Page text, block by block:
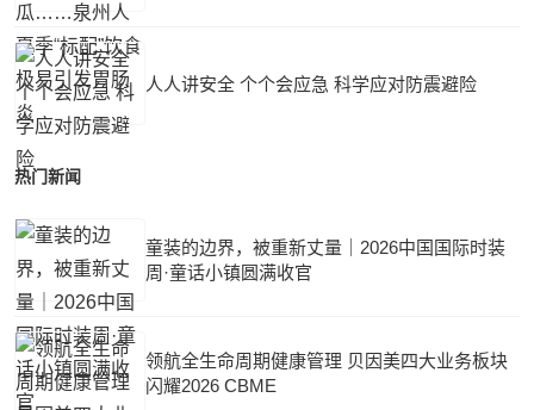
人人讲安全 个个会应急 科学应对防震避险
热门新闻
童装的边界，被重新丈量｜2026中国国际时装
周·童话小镇圆满收官
领航全生命周期健康管理 贝因美四大业务板块
闪耀2026 CBME